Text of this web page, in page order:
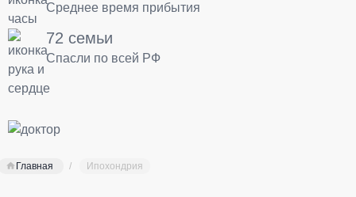
Среднее время прибытия
72 семьи
Спасли по всей РФ
Главная Ипохондрия